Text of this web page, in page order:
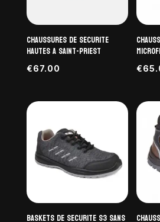
CHAUSSURES DE SECURITE
HAUTES A SAINT-PRIEST
€67.00 €
baskets de securite S3 sans